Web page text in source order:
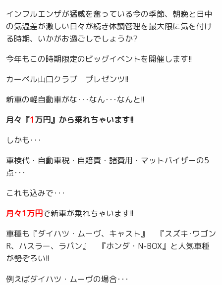
インフルエンザが猛威を奮っている今の季節、朝晩と日中
の気温差が激しい日々が続き体調管理を最大限に気を付け
る時期、いかがお過ごしでしょうか?
今年もこの時期限定のビッグイベントを開催します!!
カーベル山口クラブ プレゼンツ!!
新車の軽自動車がな･･･なん･･･なんと!!
月々『1万円』から乗れちゃいます!!
しかも･･･
車検代・自動車税・自賠責・諸費用・マットバイザーの5
点･･･
これも込みで･･･
月々1万円で新車が乗れちゃいます!!
車種も『ダイハツ・ムーヴ、キャスト』 『スズキ･ワゴン
R、ハスラー、ラパン』 『ホンダ・N-BOX』と人気車種
が勢ぞろい!!
例えばダイハツ・ムーヴの場合･･･